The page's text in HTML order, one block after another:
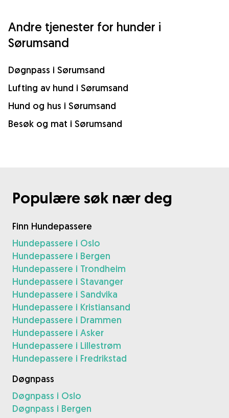
Andre tjenester for hunder i
Sørumsand
Døgnpass i Sørumsand
Lufting av hund i Sørumsand
Hund og hus i Sørumsand
Besøk og mat i Sørumsand
Populære søk nær deg
Finn Hundepassere
Hundepassere i Oslo
Hundepassere i Bergen
Hundepassere i Trondheim
Hundepassere i Stavanger
Hundepassere i Sandvika
Hundepassere i Kristiansand
Hundepassere i Drammen
Hundepassere i Asker
Hundepassere i Lillestrøm
Hundepassere i Fredrikstad
Døgnpass
Døgnpass i Oslo
Døgnpass i Bergen